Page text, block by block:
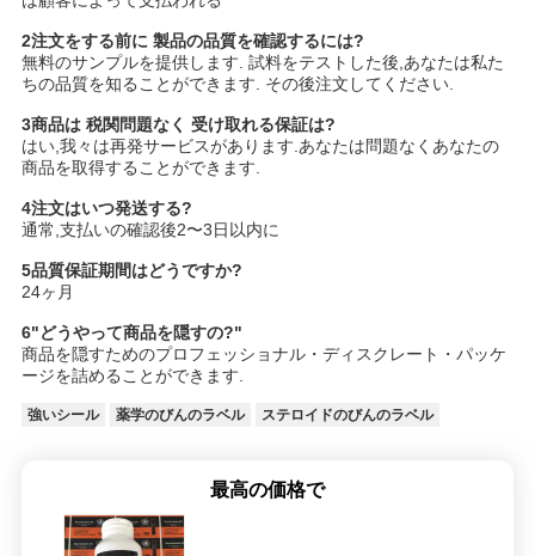
2注文をする前に 製品の品質を確認するには?
無料のサンプルを提供します. 試料をテストした後,あなたは私た
ちの品質を知ることができます. その後注文してください.
3商品は 税関問題なく 受け取れる保証は?
はい,我々は再発サービスがあります.あなたは問題なくあなたの
商品を取得することができます.
4注文はいつ発送する?
通常,支払いの確認後2〜3日以内に
5品質保証期間はどうですか?
24ヶ月
6"どうやって商品を隠すの?"
商品を隠すためのプロフェッショナル・ディスクレート・パッケ
ージを詰めることができます.
強いシール 薬学のびんのラベル ステロイドのびんのラベル
最高の価格で